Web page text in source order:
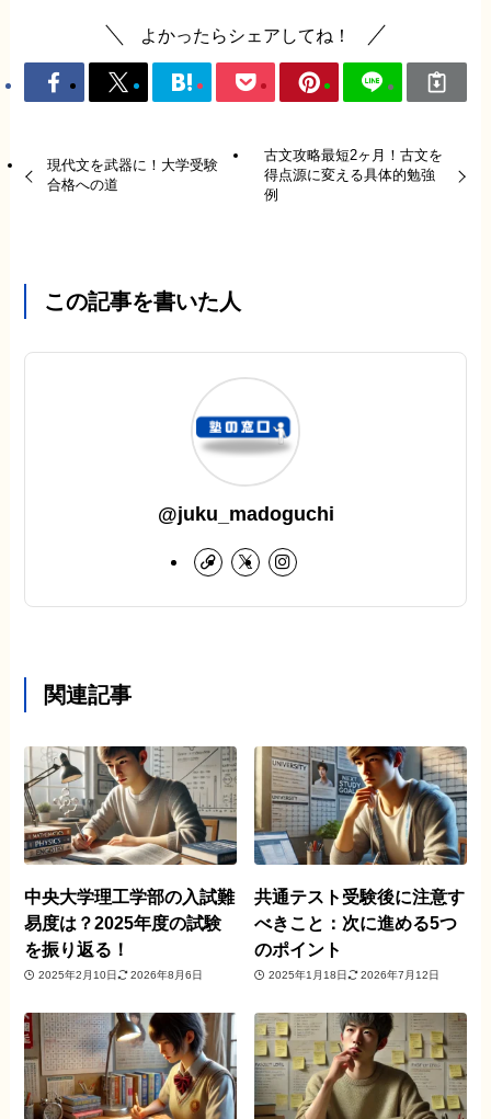
よかったらシェアしてね！
現代文を武器に！大学受験
合格への道
古文攻略最短2ヶ月！古文を
得点源に変える具体的勉強
例
この記事を書いた人
@juku_madoguchi
関連記事
中央大学理工学部の入試難
易度は？2025年度の試験
を振り返る！
2025年2月10日 2026年8月6日
共通テスト受験後に注意す
べきこと：次に進める5つ
のポイント
2025年1月18日 2026年7月12日